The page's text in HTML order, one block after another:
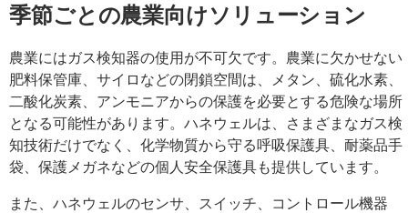
季節ごとの農業向けソリューション
農業にはガス検知器の使用が不可欠です。農業に欠かせない
肥料保管庫、サイロなどの閉鎖空間は、メタン、硫化水素、
二酸化炭素、アンモニアからの保護を必要とする危険な場所
となる可能性があります。ハネウェルは、さまざまなガス検
知技術だけでなく、化学物質から守る呼吸保護具、耐薬品手
袋、保護メガネなどの個人安全保護具も提供しています。
また、ハネウェルのセンサ、スイッチ、コントロール機器